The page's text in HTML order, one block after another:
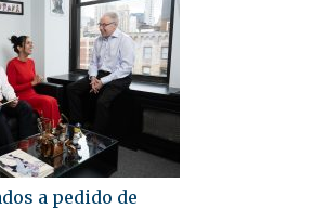
a pedido de